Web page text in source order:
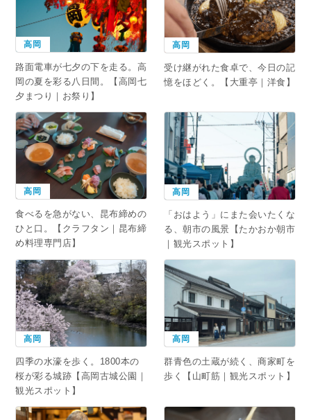
高岡
路面電車が七夕の下を走る。高
岡の夏を彩る八日間。【高岡七
夕まつり｜お祭り】
高岡
受け継がれた食卓で、今日の記
憶をほどく。【大重亭｜洋食】
高岡
食べるを急がない、昆布締めの
ひと口。【クラフタン｜昆布締
め料理専門店】
高岡
「おはよう」にまた会いたくな
る、朝市の風景【たかおか朝市
｜観光スポット】
高岡
四季の水濠を歩く。1800本の
桜が彩る城跡【高岡古城公園｜
観光スポット】
高岡
群青色の土蔵が続く、商家町を
歩く【山町筋｜観光スポット】